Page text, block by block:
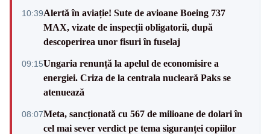
10:39Alertă în aviație! Sute de avioane Boeing 737
MAX, vizate de inspecții obligatorii, după
descoperirea unor fisuri în fuselaj
09:15Ungaria renunță la apelul de economisire a
energiei. Criza de la centrala nucleară Paks se
atenuează
08:07Meta, sancționată cu 567 de milioane de dolari în
cel mai sever verdict pe tema siguranței copiilor